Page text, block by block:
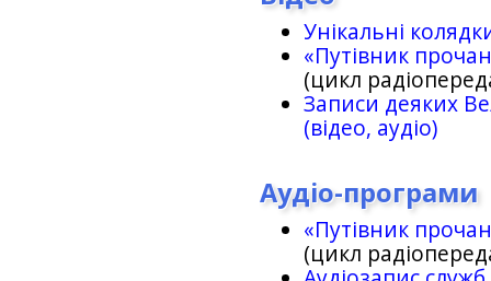
Унікальні
«Путівник
(цикл
Записи деяких
(відео, аудіо)
Аудіо-програми
«Путівник
(цикл